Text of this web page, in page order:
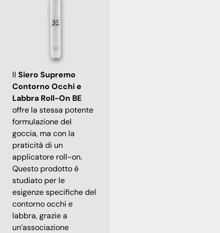
Il Siero Supremo
Contorno Occhi e
Labbra Roll-On BE
offre la stessa potente
formulazione del
goccia, ma con la
praticità di un
applicatore roll-on.
Questo prodotto è
studiato per le
esigenze specifiche del
contorno occhi e
labbra, grazie a
un’associazione